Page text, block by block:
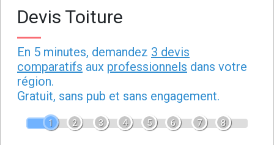
Devis Toiture
En 5 minutes, demandez 3 devis
comparatifs aux professionnels dans votre
région.
Gratuit, sans pub et sans engagement.
1 2 3 4 5 6 7 8